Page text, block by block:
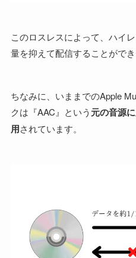
このロスレスによって、ハイ
量を抑えて配信することができ
ちなみに、いままでのApple
クは『AAC』という元の音源
用されています。